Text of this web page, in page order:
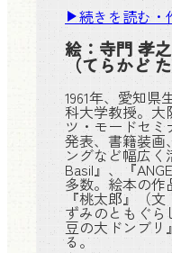
続きを読む・
絵： 寺門 孝之
（てらかど
1961年、愛知県
科大学教授。大
ツ・モードセ
発表、書籍装画
ングなど幅広く
Basil』、『
多数。絵本の作
『桃太郎』（
ずみのともぐら
豆の大ドンブリ
る。